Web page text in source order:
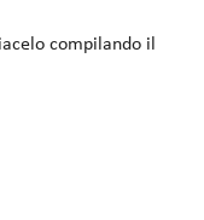
compilando il